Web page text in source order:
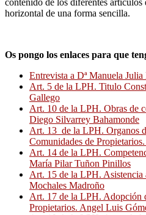
horizontal de una forma sencilla.
Os pongo los enlaces para que
Entrevista a Dª Manuela
Art. 5 de la LPH. Titulo
Gallego
Art. 10 de la LPH. Obras de
Diego Silvarrey Bahamonde
Art. 13 de la LPH. Organos
Comunidades de
Art. 14 de la LPH.
María Pilar Tuñon Pinillos
Art. 15 de la LPH. Asistencia
Mochales Madroño
Art. 17 de la LPH. Adopción
Propietarios. Angel Luis